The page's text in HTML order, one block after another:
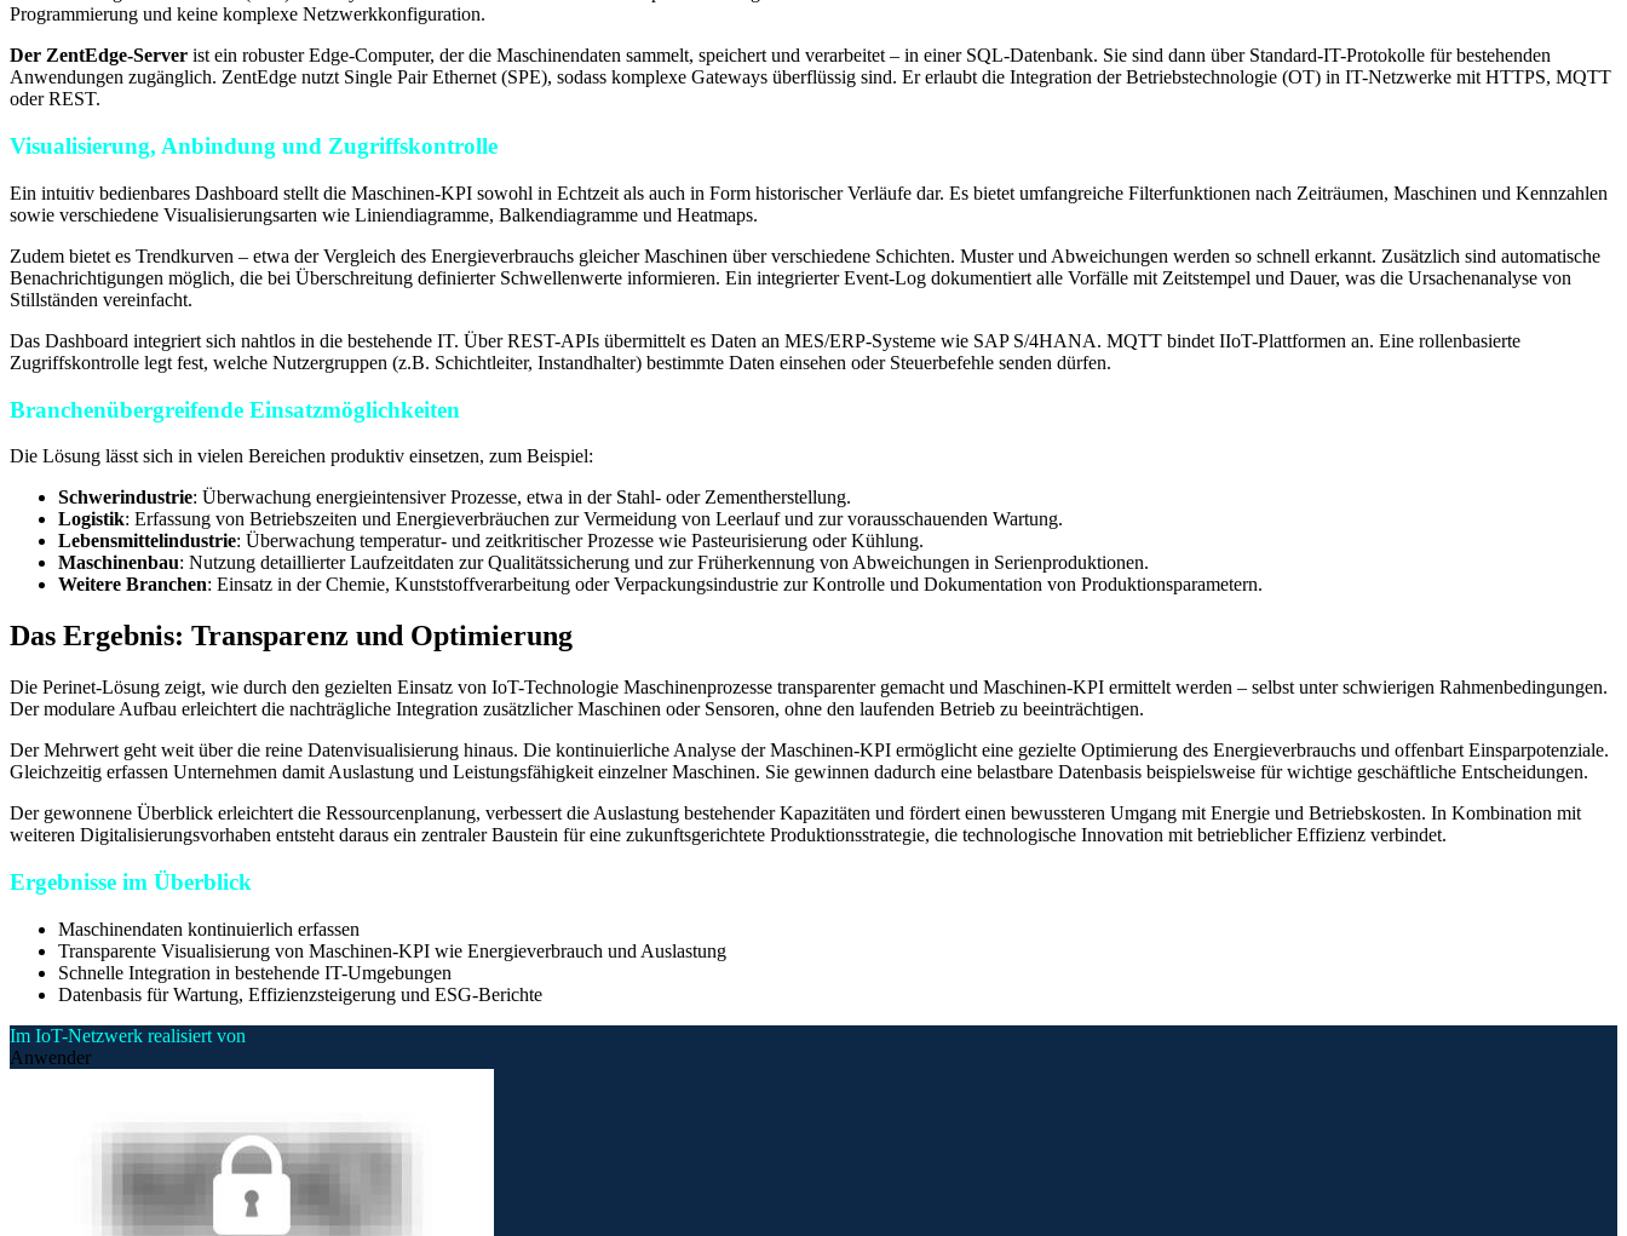
Programmierung und keine komplexe Netzwerkkonfiguration.
Der ZentEdge-Server ist ein robuster Edge-Computer, der die Maschinendaten sammelt, speichert und verarbeitet – in einer SQL-Datenbank. Sie sind dann über Standard-IT-Protokolle für bestehenden
Anwendungen zugänglich. ZentEdge nutzt Single Pair Ethernet (SPE), sodass komplexe Gateways überflüssig sind. Er erlaubt die Integration der Betriebstechnologie (OT) in IT-Netzwerke mit HTTPS, MQTT
oder REST.
Visualisierung, Anbindung und Zugriffskontrolle
Ein intuitiv bedienbares Dashboard stellt die Maschinen-KPI sowohl in Echtzeit als auch in Form historischer Verläufe dar. Es bietet umfangreiche Filterfunktionen nach Zeiträumen, Maschinen und Kennzahlen
sowie verschiedene Visualisierungsarten wie Liniendiagramme, Balkendiagramme und Heatmaps.
Zudem bietet es Trendkurven – etwa der Vergleich des Energieverbrauchs gleicher Maschinen über verschiedene Schichten. Muster und Abweichungen werden so schnell erkannt. Zusätzlich sind automatische
Benachrichtigungen möglich, die bei Überschreitung definierter Schwellenwerte informieren. Ein integrierter Event-Log dokumentiert alle Vorfälle mit Zeitstempel und Dauer, was die Ursachenanalyse von
Stillständen vereinfacht.
Das Dashboard integriert sich nahtlos in die bestehende IT. Über REST-APIs übermittelt es Daten an MES/ERP-Systeme wie SAP S/4HANA. MQTT bindet IIoT-Plattformen an. Eine rollenbasierte
Zugriffskontrolle legt fest, welche Nutzergruppen (z.B. Schichtleiter, Instandhalter) bestimmte Daten einsehen oder Steuerbefehle senden dürfen.
Branchenübergreifende Einsatzmöglichkeiten
Die Lösung lässt sich in vielen Bereichen produktiv einsetzen, zum Beispiel:
Schwerindustrie: Überwachung energieintensiver Prozesse, etwa in der Stahl- oder Zementherstellung.
Logistik: Erfassung von Betriebszeiten und Energieverbräuchen zur Vermeidung von Leerlauf und zur vorausschauenden Wartung.
Lebensmittelindustrie: Überwachung temperatur- und zeitkritischer Prozesse wie Pasteurisierung oder Kühlung.
Maschinenbau: Nutzung detaillierter Laufzeitdaten zur Qualitätssicherung und zur Früherkennung von Abweichungen in Serienproduktionen.
Weitere Branchen: Einsatz in der Chemie, Kunststoffverarbeitung oder Verpackungsindustrie zur Kontrolle und Dokumentation von Produktionsparametern.
Das Ergebnis: Transparenz und Optimierung
Die Perinet-Lösung zeigt, wie durch den gezielten Einsatz von IoT-Technologie Maschinenprozesse transparenter gemacht und Maschinen-KPI ermittelt werden – selbst unter schwierigen Rahmenbedingungen.
Der modulare Aufbau erleichtert die nachträgliche Integration zusätzlicher Maschinen oder Sensoren, ohne den laufenden Betrieb zu beeinträchtigen.
Der Mehrwert geht weit über die reine Datenvisualisierung hinaus. Die kontinuierliche Analyse der Maschinen-KPI ermöglicht eine gezielte Optimierung des Energieverbrauchs und offenbart Einsparpotenziale.
Gleichzeitig erfassen Unternehmen damit Auslastung und Leistungsfähigkeit einzelner Maschinen. Sie gewinnen dadurch eine belastbare Datenbasis beispielsweise für wichtige geschäftliche Entscheidungen.
Der gewonnene Überblick erleichtert die Ressourcenplanung, verbessert die Auslastung bestehender Kapazitäten und fördert einen bewussteren Umgang mit Energie und Betriebskosten. In Kombination mit
weiteren Digitalisierungsvorhaben entsteht daraus ein zentraler Baustein für eine zukunftsgerichtete Produktionsstrategie, die technologische Innovation mit betrieblicher Effizienz verbindet.
Ergebnisse im Überblick
Maschinendaten kontinuierlich erfassen
Transparente Visualisierung von Maschinen-KPI wie Energieverbrauch und Auslastung
Schnelle Integration in bestehende IT-Umgebungen
Datenbasis für Wartung, Effizienzsteigerung und ESG-Berichte
Im IoT-Netzwerk realisiert von
Anwender